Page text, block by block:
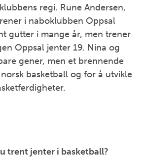
regi. Rune Andersen,
i naboklubben Oppsal
gutter i mange år, men trener
Oppsal jenter 19. Nina og
gener, men et brennende
basketball og for å utvikle
trent jenter i basketball?